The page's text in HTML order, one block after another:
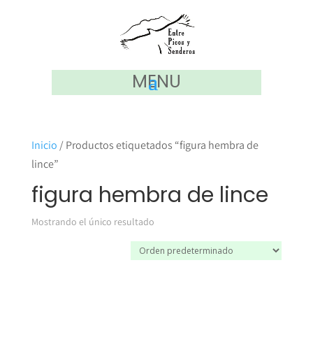
MENU
Inicio / Productos etiquetados “figura hembra de
lince”
figura hembra de lince
Mostrando el único resultado